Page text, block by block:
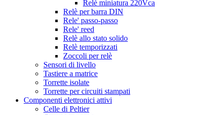
Relè miniatura 220Vca
Relè per barra DIN
Rele' passo-passo
Rele' reed
Relè allo stato solido
Relè temporizzati
Zoccoli per relè
Sensori di livello
Tastiere a matrice
Torrette isolate
Torrette per circuiti stampati
Componenti elettronici attivi
Celle di Peltier